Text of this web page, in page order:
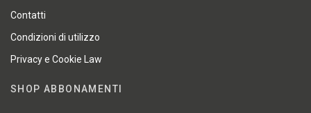
Contatti
Condizioni di utilizzo
Privacy e Cookie Law
SHOP ABBONAMENTI